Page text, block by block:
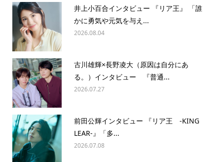
井上小百合インタビュー 『リア王』 「誰
かに勇気や元気を与え...
2026.08.04
古川雄輝×長野凌大（原因は自分にあ
る。）インタビュー 『普通...
2026.07.27
前田公輝インタビュー 『リア王 -KING
LEAR-』「多...
2026.07.08